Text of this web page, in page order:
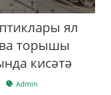
ял
торышы
кисәтә
Admin